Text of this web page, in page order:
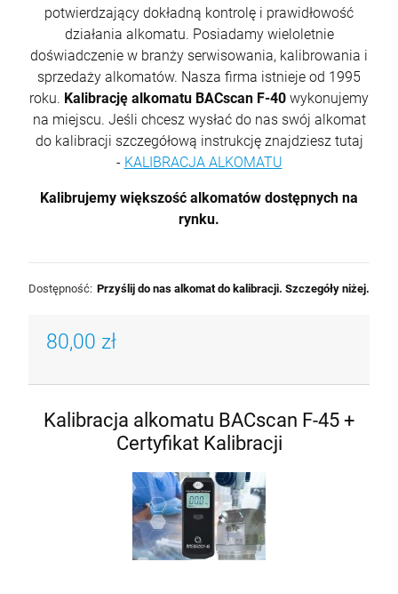
potwierdzający dokładną kontrolę i prawidłowość
działania alkomatu. Posiadamy wieloletnie
doświadczenie w branży serwisowania, kalibrowania i
sprzedaży alkomatów. Nasza firma istnieje od 1995
roku. Kalibrację alkomatu BACscan F-40 wykonujemy
na miejscu. Jeśli chcesz wysłać do nas swój alkomat
do kalibracji szczegółową instrukcję znajdziesz tutaj
- KALIBRACJA ALKOMATU
Kalibrujemy większość alkomatów dostępnych na
rynku.
Dostępność: Przyślij do nas alkomat do kalibracji. Szczegóły niżej.
80,00 zł
Kalibracja alkomatu BACscan F-45 +
Certyfikat Kalibracji